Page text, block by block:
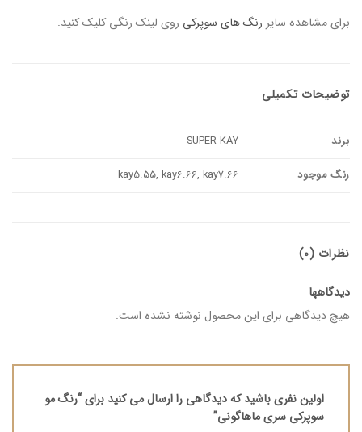
برای مشاهده سایر رنگ های سوپرکی روی لینک رنگی کلیک کنید.
توضیحات تکمیلی
برند SUPER KAY
رنگ موجود kay5.55, kay6.66, kay7.66
نظرات (0)
دیدگاهها
هیچ دیدگاهی برای این محصول نوشته نشده است.
اولین نفری باشید که دیدگاهی را ارسال می کنید برای “رنگ مو
سوپرکی سری ماهاگونی”